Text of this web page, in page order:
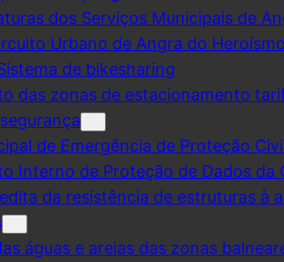
dos Serviços Municipais de
Urbano de Angra do Heroísmo
de bikesharing
das zonas de estacionamento
de Emergência de Proteção
Interno de Proteção de Dados
da resistência de estruturas à
águas e areias das zonas